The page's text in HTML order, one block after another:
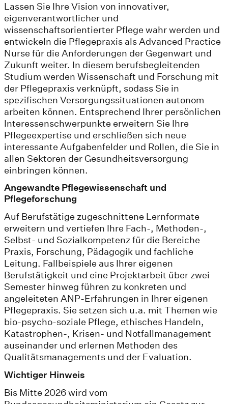
Lassen Sie Ihre Vision von innovativer,
eigenverantwortlicher und
wissenschaftsorientierter Pflege wahr werden und
entwickeln die Pflegepraxis als Advanced Practice
Nurse für die Anforderungen der Gegenwart und
Zukunft weiter. In diesem berufsbegleitenden
Studium werden Wissenschaft und Forschung mit
der Pflegepraxis verknüpft, sodass Sie in
spezifischen Versorgungssituationen autonom
arbeiten können. Entsprechend Ihrer persönlichen
Interessenschwerpunkte erweitern Sie Ihre
Pflegeexpertise und erschließen sich neue
interessante Aufgabenfelder und Rollen, die Sie in
allen Sektoren der Gesundheitsversorgung
einbringen können.
Angewandte Pflegewissenschaft und
Pflegeforschung
Auf Berufstätige zugeschnittene Lernformate
erweitern und vertiefen Ihre Fach-, Methoden-,
Selbst- und Sozialkompetenz für die Bereiche
Praxis, Forschung, Pädagogik und fachliche
Leitung. Fallbeispiele aus Ihrer eigenen
Berufstätigkeit und eine Projektarbeit über zwei
Semester hinweg führen zu konkreten und
angeleiteten ANP-Erfahrungen in Ihrer eigenen
Pflegepraxis. Sie setzen sich u.a. mit Themen wie
bio-psycho-soziale Pflege, ethisches Handeln,
Katastrophen-, Krisen- und Notfallmanagement
auseinander und erlernen Methoden des
Qualitätsmanagements und der Evaluation.
Wichtiger Hinweis
Bis Mitte 2026 wird vom